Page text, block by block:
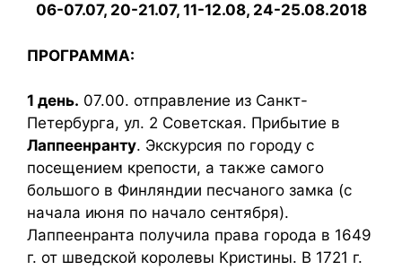
06-07.07, 20-21.07, 11-12.08, 24-25.08.2018
ПРОГРАММА:
1 день. 07.00. отправление из Санкт-
Петербурга, ул. 2 Советская. Прибытие в
Лаппеенранту. Экскурсия по городу с
посещением крепости, а также самого
большого в Финляндии песчаного замка (с
начала июня по начало сентября).
Лаппеенранта получила права города в 1649
г. от шведской королевы Кристины. В 1721 г.